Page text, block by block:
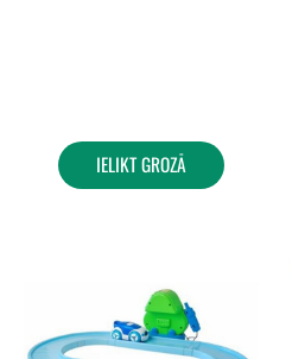
IELIKT GROZĀ